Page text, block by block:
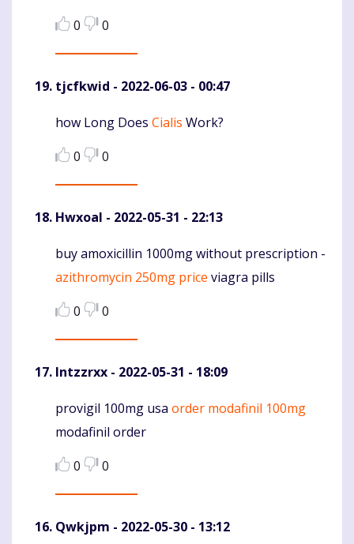
0
0
tjcfkwid - 2022-06-03 - 00:47
Komentaras
how Long Does Cialis Work?
0
0
Hwxoal - 2022-05-31 - 22:13
Komentaras
buy amoxicillin 1000mg without prescription -
azithromycin 250mg price viagra pills
0
0
lntzzrxx - 2022-05-31 - 18:09
Komentaras
provigil 100mg usa order modafinil 100mg
modafinil order
0
0
Qwkjpm - 2022-05-30 - 13:12